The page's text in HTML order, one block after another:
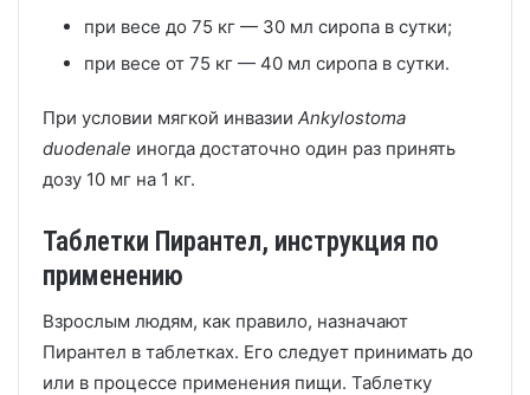
при весе до 75 кг — 30 мл сиропа в сутки;
при весе от 75 кг — 40 мл сиропа в сутки.
При условии мягкой инвазии Ankylostoma
duodenale иногда достаточно один раз принять
дозу 10 мг на 1 кг.
Таблетки Пирантел, инструкция по
применению
Взрослым людям, как правило, назначают
Пирантел в таблетках. Его следует принимать до
или в процессе применения пищи. Таблетку